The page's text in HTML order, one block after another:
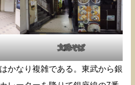
文殊そば
かなり複雑である。東武から銀